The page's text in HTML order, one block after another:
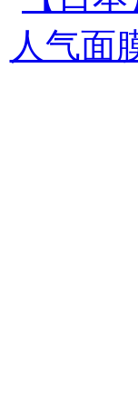
人气面